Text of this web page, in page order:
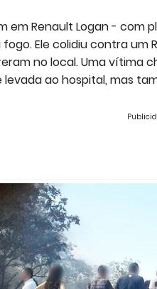
em Renault Logan - com
Ele colidiu contra um
no local. Uma vítima
levada ao hospital, mas